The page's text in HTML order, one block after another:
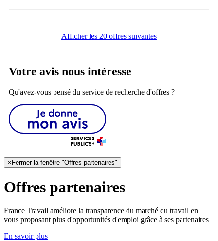
Afficher les 20 offres suivantes
Votre avis nous intéresse
Qu'avez-vous pensé du service de recherche d'offres ?
× Fermer la fenêtre "Offres partenaires"
Offres partenaires
France Travail améliore la transparence du marché du travail en
vous proposant plus d'opportunités d'emploi grâce à ses partenaires
En savoir plus